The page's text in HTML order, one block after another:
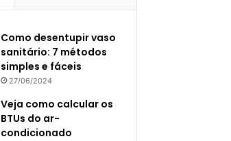
Como desentupir vaso
sanitário: 7 métodos
simples e fáceis
27/06/2024
Veja como calcular os
BTUs do ar-
condicionado